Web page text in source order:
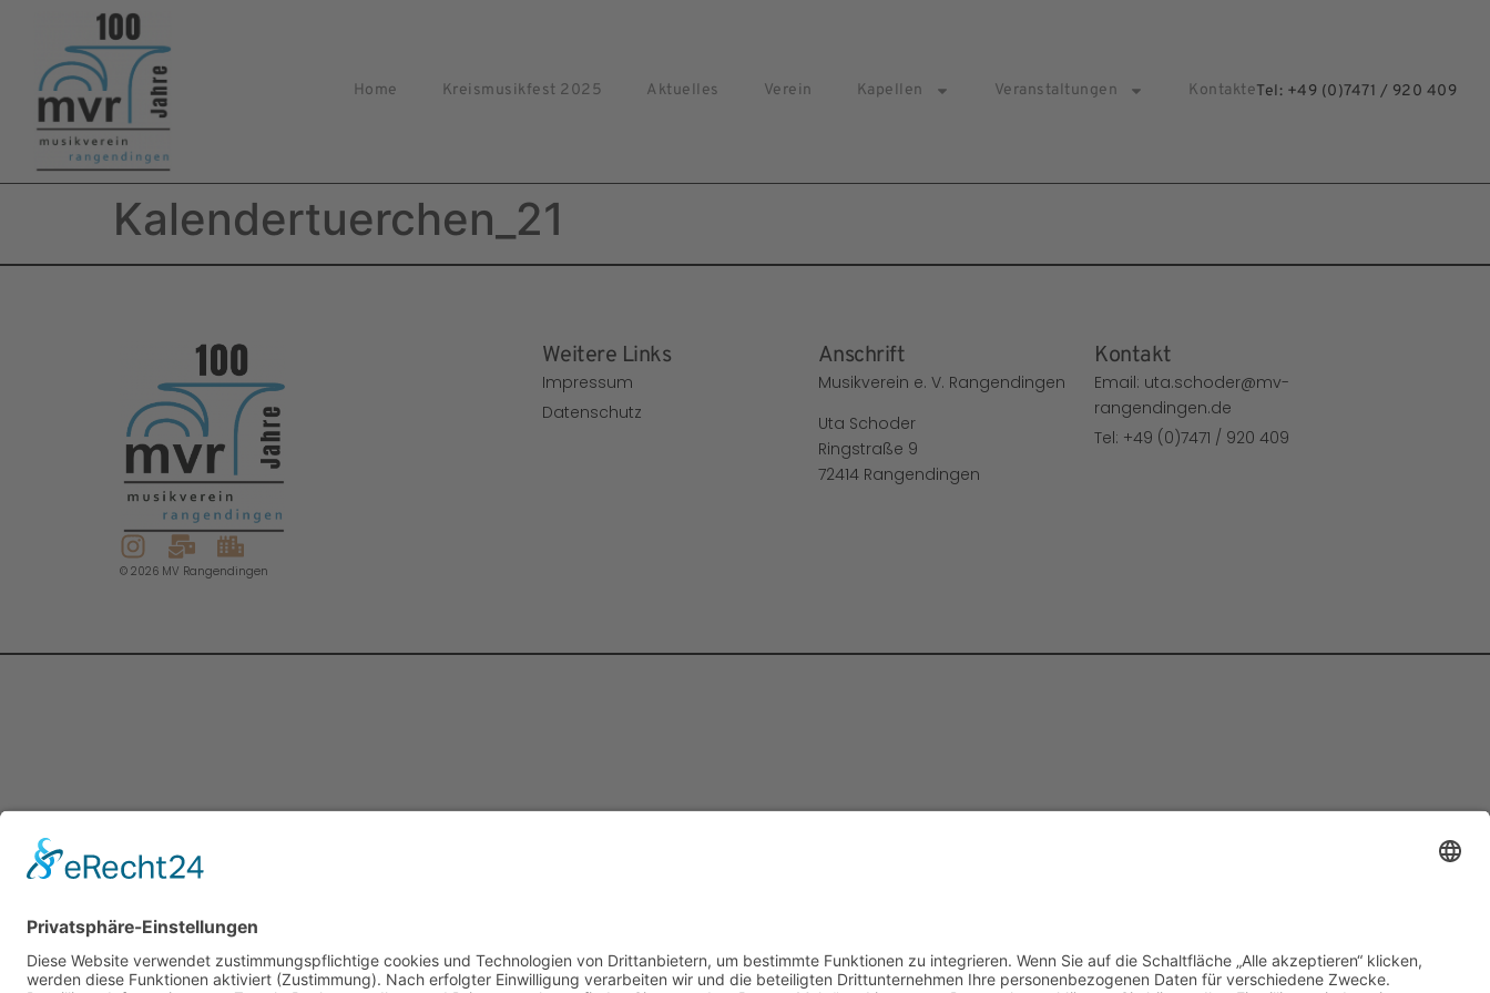
Home Kreismusikfest 2025 Aktuelles Verein Kapellen Veranstaltungen KontakteTel: +49 (0)7471 / 920 409
Kalendertuerchen_21
© 2026 MV Rangendingen
Weitere Links
Impressum
Datenschutz
Anschrift
Musikverein e. V. Rangendingen
Uta Schoder
Ringstraße 9
72414 Rangendingen
Kontakt
Email: uta.schoder@mv-
rangendingen.de
Tel: +49 (0)7471 / 920 409